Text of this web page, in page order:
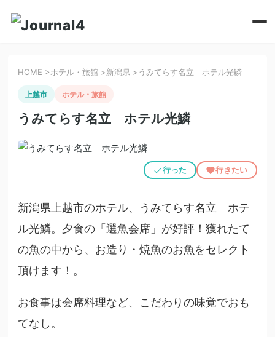
HOME >ホテル・旅館 >新潟県 > うみてらす名立 ホテル光鱗
上越市 ホテル・旅館
うみてらす名立 ホテル光鱗
行った 行きたい
新潟県上越市のホテル、うみてらす名立 ホテ
ル光鱗。夕食の「選魚会席」が好評！獲れたて
の魚の中から、お造り・焼魚のお魚をセレクト
頂けます！。
お食事は会席料理など、こだわりの味覚でおも
てなし。